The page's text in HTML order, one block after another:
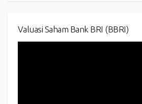
Valuasi Saham Bank BRI (BBRI)